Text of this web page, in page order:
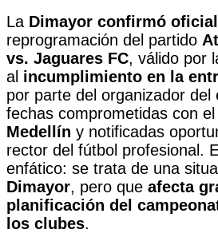
La Dimayor confirmó
reprogramación del partido
vs. Jaguares FC, válido por
al incumplimiento en la
por parte del organizador del
fechas comprometidas con el
Medellín y notificadas
rector del fútbol profesional.
enfático: se trata de una
Dimayor, pero que afecta
planificación del
los clubes.